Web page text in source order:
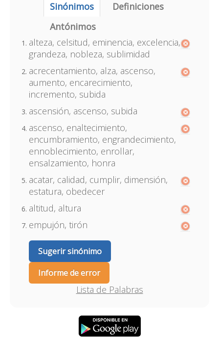
Sinónimos
Definiciones
Antónimos
alteza, celsitud, eminencia, excelencia,
grandeza, nobleza, sublimidad
acrecentamiento, alza, ascenso,
aumento, encarecimiento,
incremento, subida
ascensión, ascenso, subida
ascenso, enaltecimiento,
encumbramiento, engrandecimiento,
ennoblecimiento, enrollar,
ensalzamiento, honra
acatar, calidad, cumplir, dimensión,
estatura, obedecer
altitud, altura
empujón, tirón
Sugerir sinónimo
Informe de error
Lista de Palabras